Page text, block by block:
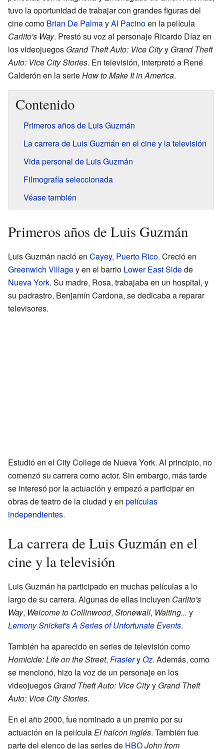
tuvo la oportunidad de trabajar con grandes figuras del
cine como Brian De PalmayAl Pacinoen la película
Carlito's Way. Prestó su voz al personaje Ricardo Díaz en
los videojuegos Grand Theft Auto: Vice Cityy Grand Theft
Auto: Vice City Stories. En televisión, interpretó a René
Calderón en la serieHow to Make It in America.
Contenido
Primeros años de Luis Guzmán
La carrera de Luis Guzmán en el cine y la televisión
Vida personal de Luis Guzmán
Filmografía seleccionada
Véase también
Primeros años de Luis Guzmán
Luis Guzmán nació en Cayey, Puerto Rico. Creció en
Greenwich Villagey en el barrio Lower East Sidede
Nueva York. Su madre, Rosa, trabajaba en un hospital, y
su padrastro, Benjamín Cardona, se dedicaba a reparar
televisores.
Estudió en el City College de Nueva York. Al principio, no
comenzó su carrera como actor. Sin embargo, más tarde
se interesó por la actuación y empezó a participar en
obras de teatro de la ciudad y en películas
independientes.
La carrera de Luis Guzmán en el
cine y la televisión
Luis Guzmán ha participado en muchas películas a lo
largo de su carrera. Algunas de ellas incluyen Carlito's
Way, Welcome to Collinwood, Stonewall, Waiting... y
Lemony Snicket's A Series of Unfortunate Events.
También ha aparecido en series de televisión como
Homicide: Life on the Street, FrasieryOz. Además, como
se mencionó, hizo la voz de un personaje en los
videojuegos Grand Theft Auto: Vice Cityy Grand Theft
Auto: Vice City Stories.
En el año 2000, fue nominado a un premio por su
actuación en la películaEl halcón inglés. También fue
parte del elenco de las series de HBOJohn from